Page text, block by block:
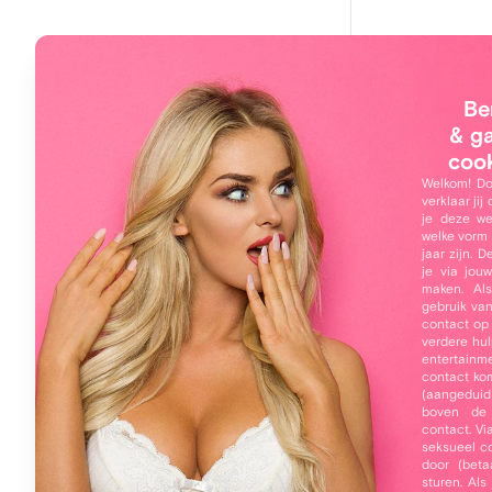
&
Welkom!
verklaar jij
je deze
welke
jaar zijn.
je via
maken.
gebruik
contact op
verdere
contact
boven de
contact.
seksueel
door
sturen.
Main navigation
Online leden
Mijn profiel
Inloggen
Gratis registreren
Wachtwoord vergeten
Over
Allebei
Jezus
de
Dan
we dat